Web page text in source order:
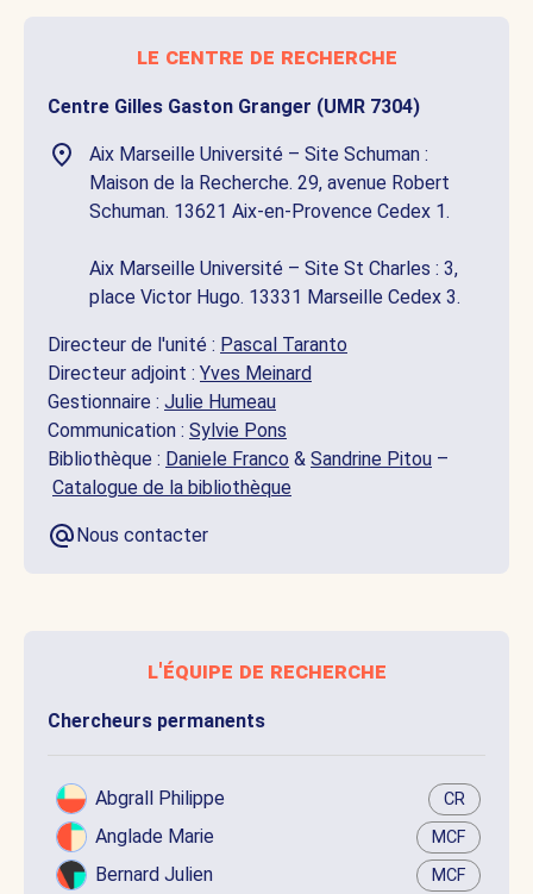
le centre de recherche
Centre Gilles Gaston Granger (UMR 7304)
Aix Marseille Université – Site Schuman :
Maison de la Recherche. 29, avenue Robert
Schuman. 13621 Aix-en-Provence Cedex 1.
Aix Marseille Université – Site St Charles : 3,
place Victor Hugo. 13331 Marseille Cedex 3.
Directeur de l'unité : Pascal Taranto
Directeur adjoint : Yves Meinard
Gestionnaire : Julie Humeau
Communication : Sylvie Pons
Bibliothèque : Daniele Franco & Sandrine Pitou –
Catalogue de la bibliothèque
Nous contacter
l'équipe de recherche
Chercheurs permanents
Abgrall Philippe CR
Anglade Marie MCF
Bernard Julien MCF